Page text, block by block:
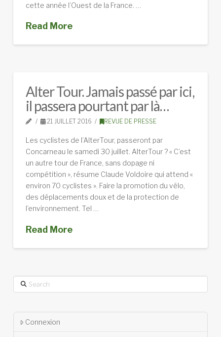
cette année l’Ouest de la France. …
Read More
Alter Tour. Jamais passé par ici,
il passera pourtant par là…
21 JUILLET 2016 REVUE DE PRESSE
Les cyclistes de l’AlterTour, passeront par
Concarneau le samedi 30 juillet. AlterTour ? « C’est
un autre tour de France, sans dopage ni
compétition », résume Claude Voldoire qui attend «
environ 70 cyclistes ». Faire la promotion du vélo,
des déplacements doux et de la protection de
l’environnement. Tel …
Read More
Search
Connexion